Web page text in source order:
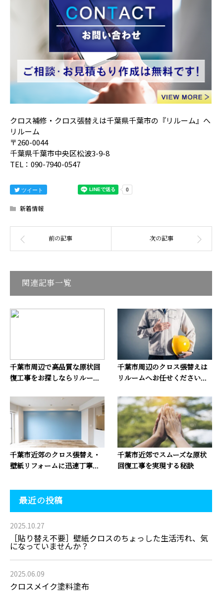
クロス補修・クロス張替えは千葉県千葉市の『リルーム』へ
リルーム
〒260-0044
千葉県千葉市中央区松波3-9-8
TEL：090-7940-0547
ツイート
新着情報
関連記事一覧
千葉市周辺で高品質な原状回
復工事をお探しならリルー...
千葉市周辺のクロス張替えは
リルームへお任せください...
千葉市近郊のクロス張替え・
壁紙リフォームに迅速丁寧...
千葉市近郊でスムーズな原状
回復工事を実現する秘訣
最近の投稿
2025.10.27
［貼り替え不要］壁紙クロスのちょっした生活汚れ、気
になっていませんか？
2025.06.09
クロスメイク塗料塗布